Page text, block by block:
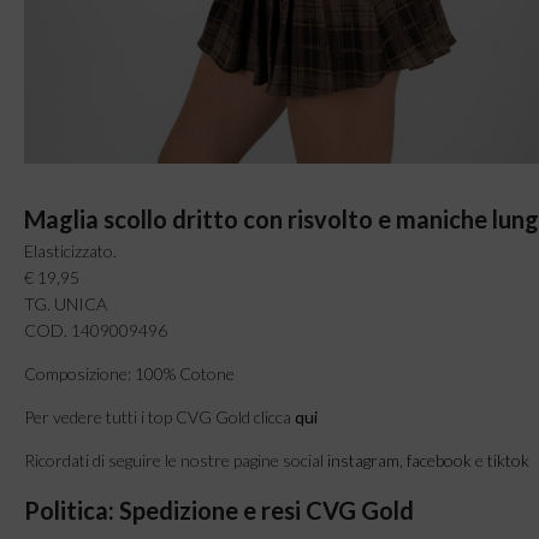
Maglia scollo dritto con risvolto e maniche
Elasticizzato.
€ 19,95
TG. UNICA
COD. 1409009496
Composizione: 100% Cotone
Per vedere tutti i top CVG Gold clicca qui
Ricordati di seguire le nostre pagine social instagram facebook e tiktok
Politica: Spedizione e resi CVG Gold